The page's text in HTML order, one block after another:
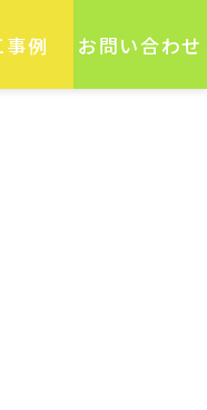
事例 お問い合わせ